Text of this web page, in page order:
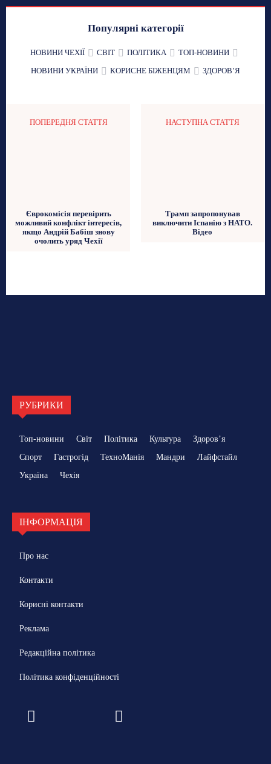
Популярні категорії
НОВИНИ ЧЕХІЇ СВІТ ПОЛІТИКА
ТОП-НОВИНИ
НОВИНИ УКРАЇНИ
КОРИСНЕ БІЖЕНЦЯМ ЗДОРОВʼЯ
ПОПЕРЕДНЯ СТАТТЯ
Єврокомісія перевірить
можливий конфлікт інтересів,
якщо Андрій Бабіш знову
очолить уряд Чехії
НАСТУПНА СТАТТЯ
Трамп запропонував
виключити Іспанію з НАТО.
Відео
РУБРИКИ
Топ-новини Світ Політика Культура
Здоровʼя
Спорт
Гастрогід ТехноМанія Мандри
Лайфстайл
Україна
Чехія
ІНФОРМАЦІЯ
Про нас
Контакти
Корисні контакти
Реклама
Редакційна політика
Політика конфіденційності